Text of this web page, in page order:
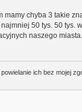
chyba 3 takie
50 tys. 50 tys.
naszego
ich bez mojej